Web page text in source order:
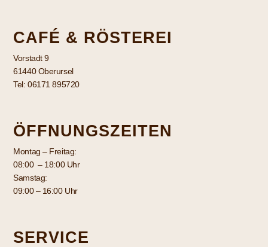
CAFÉ & RÖSTEREI
Vorstadt 9
61440 Oberursel
Tel: 06171 895720
ÖFFNUNGSZEITEN
Montag – Freitag:
08:00 – 18:00 Uhr
Samstag:
09:00 – 16:00 Uhr
SERVICE